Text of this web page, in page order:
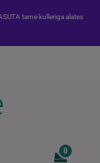
tarne kulleriga alates
0